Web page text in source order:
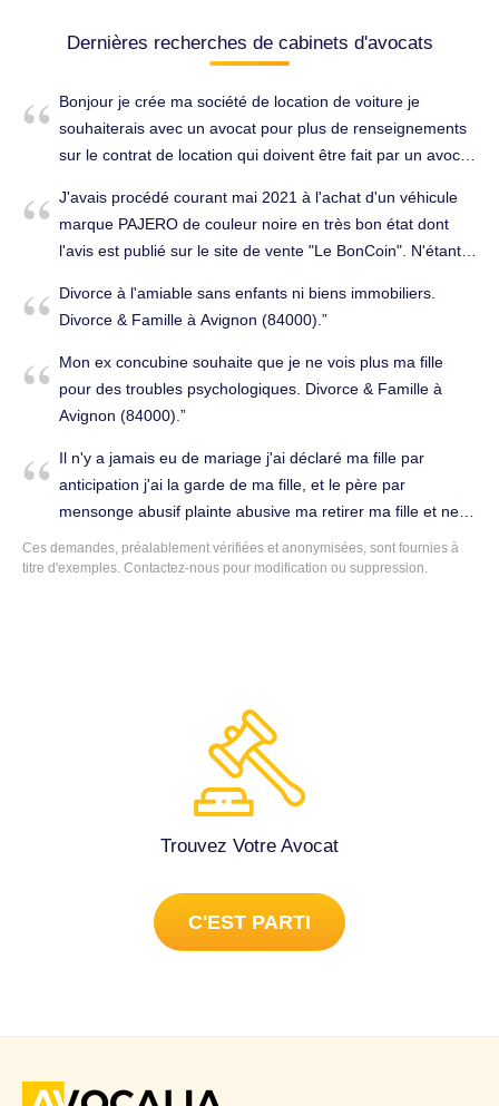
Dernières recherches de cabinets d'avocats
Bonjour je crée ma société de location de voiture je
souhaiterais avec un avocat pour plus de renseignements
sur le contrat de location qui doivent être fait par un avocat
Avignon (84000).
J'avais procédé courant mai 2021 à l'achat d'un véhicule
marque PAJERO de couleur noire en très bon état dont
l'avis est publié sur le site de vente "Le BonCoin". N'étant
mon neveu qui a vérifier et confirmer l'effectivité des
informations sur ce véhicule. Confirmation reçu j'ai procédé
au paiement du montant de 5000Euro par virement
bancaire sur le compte du propriétaire. Sauf qu'à la
livraison, mon neveu confirme que c'est un autre véhicule
neveu dans sa naïveté a accepté de prendre le véhicule,
moi-même je l'ai rejeté. Merci donc de me contacter par
Téléphone ou WhatsApp car je suis fermement engagé à
me plaindre pour escroquerie et arnaque. Consommation
& Contrat à Avignon (84000).
Divorce à l'amiable sans enfants ni biens immobiliers.
Divorce & Famille à Avignon (84000).
Mon ex concubine souhaite que je ne vois plus ma fille
pour des troubles psychologiques. Divorce & Famille à
Avignon (84000).
Il n'y a jamais eu de mariage j'ai déclaré ma fille par
anticipation j'ai la garde de ma fille, et le père par
mensonge abusif plainte abusive ma retirer ma fille et ne
me la rend plus je ne l'ai plus revu ou très peu depuis 2009
et il est normalement obliger mais avant il lance a chaque
fait endurer et la sœur du père de la petite tien aussi
l'enfant en otage pour s'en servir pour un emploi a domicile
dans le sens de cesu chèque emploi service et son père
on ne comprend rien il met même du porno dans les cours
harcèle au téléphone en classe et ma fille a besoin de
lunette elle ne voit pas bien mais avec sa famille ils sont
également et personne ne veut prendre le dossier car a
Ces demandes, préalablement vérifiées et anonymisées, sont fournies à
titre d'exemples. Contactez-nous pour modification ou suppression.
Trouvez Votre Avocat
C'EST PARTI